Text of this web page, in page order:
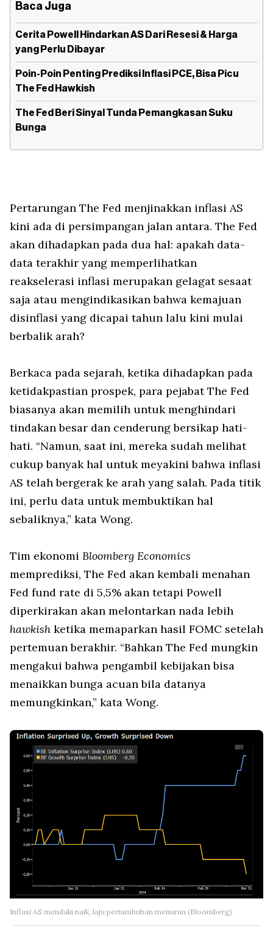
Baca Juga
Cerita Powell Hindarkan AS Dari Resesi & Harga
yang Perlu Dibayar
Poin-Poin Penting Prediksi Inflasi PCE, Bisa Picu
The Fed Hawkish
The Fed Beri Sinyal Tunda Pemangkasan Suku
Bunga
Pertarungan The Fed menjinakkan inflasi AS
kini ada di persimpangan jalan antara. The Fed
akan dihadapkan pada dua hal: apakah data-
data terakhir yang memperlihatkan
reakselerasi inflasi merupakan gelagat sesaat
saja atau mengindikasikan bahwa kemajuan
disinflasi yang dicapai tahun lalu kini mulai
berbalik arah?
Berkaca pada sejarah, ketika dihadapkan pada
ketidakpastian prospek, para pejabat The Fed
biasanya akan memilih untuk menghindari
tindakan besar dan cenderung bersikap hati-
hati. “Namun, saat ini, mereka sudah melihat
cukup banyak hal untuk meyakini bahwa inflasi
AS telah bergerak ke arah yang salah. Pada titik
ini, perlu data untuk membuktikan hal
sebaliknya,” kata Wong.
Tim ekonomi Bloomberg Economics
memprediksi, The Fed akan kembali menahan
Fed fund rate di 5,5% akan tetapi Powell
diperkirakan akan melontarkan nada lebih
hawkish ketika memaparkan hasil FOMC setelah
pertemuan berakhir. “Bahkan The Fed mungkin
mengakui bahwa pengambil kebijakan bisa
menaikkan bunga acuan bila datanya
memungkinkan,” kata Wong.
Inflasi AS mendaki naik, laju pertumbuhan menurun (Bloomberg)